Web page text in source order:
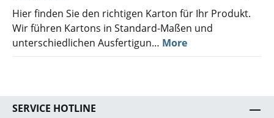
Hier finden Sie den richtigen Karton für Ihr Produkt.
Wir führen Kartons in Standard-Maßen und
unterschiedlichen Ausfertigun… More
SERVICE HOTLINE